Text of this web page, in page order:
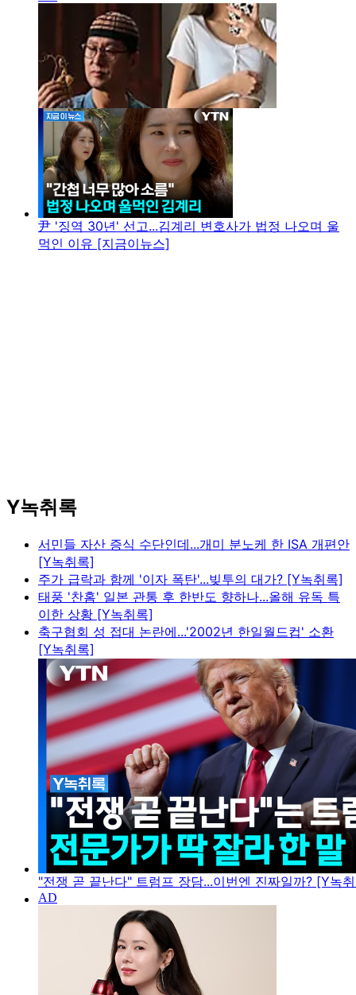
尹 '징역 30년' 선고...김계리 변호사가 법정 나오며 울
먹인 이유 [지금이뉴스]
Y녹취록
서민들 자산 증식 수단인데...개미 분노케 한 ISA 개편안
[Y녹취록]
주가 급락과 함께 '이자 폭탄'...빚투의 대가? [Y녹취록]
태풍 '찬홈' 일본 관통 후 한반도 향하나...올해 유독 특
이한 상황 [Y녹취록]
축구협회 성 접대 논란에...'2002년 한일월드컵' 소환
[Y녹취록]
"전쟁 곧 끝난다" 트럼프 장담...이번엔 진짜일까? [Y녹